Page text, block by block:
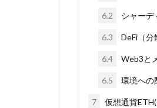
6.2 シャーデ
6.3 DeFi（
6.4 Web3と
6.5 環境への
7 仮想通貨